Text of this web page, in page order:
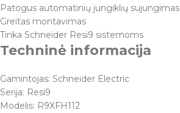
Patogus automatinių jungiklių sujungimas
Greitas montavimas
Tinka Schneider Resi9 sistemoms
Techninė informacija
Gamintojas: Schneider Electric
Serija: Resi9
Modelis: R9XFH112